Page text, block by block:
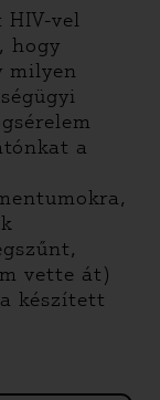
vel
hogy
milyen
a
vette át)
készített